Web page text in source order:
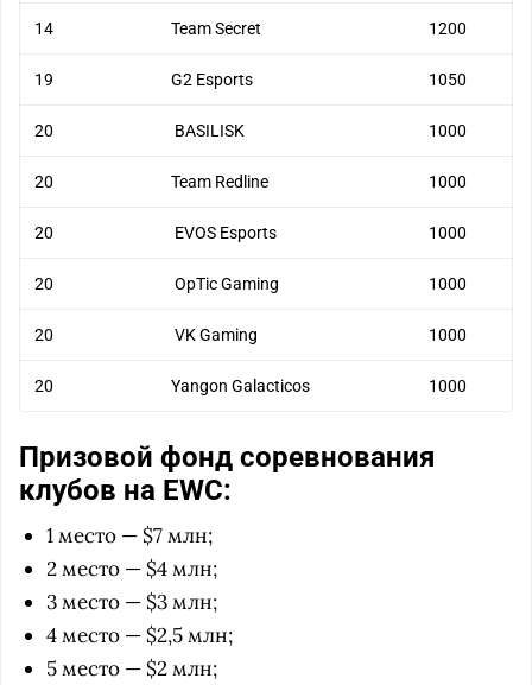
14 Team Secret 1200
19 G2 Esports 1050
20 BASILISK 1000
20 Team Redline 1000
20 EVOS Esports 1000
20 OpTic Gaming 1000
20 VK Gaming 1000
20 Yangon Galacticos 1000
Призовой фонд соревнования
клубов на EWC:
1 место — $7 млн;
2 место — $4 млн;
3 место — $3 млн;
4 место — $2,5 млн;
5 место — $2 млн;